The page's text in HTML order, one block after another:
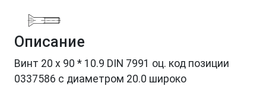
Описание
Винт 20 х 90 * 10.9 DIN 7991 оц. код позиции
0337586 с диаметром 20.0 широко